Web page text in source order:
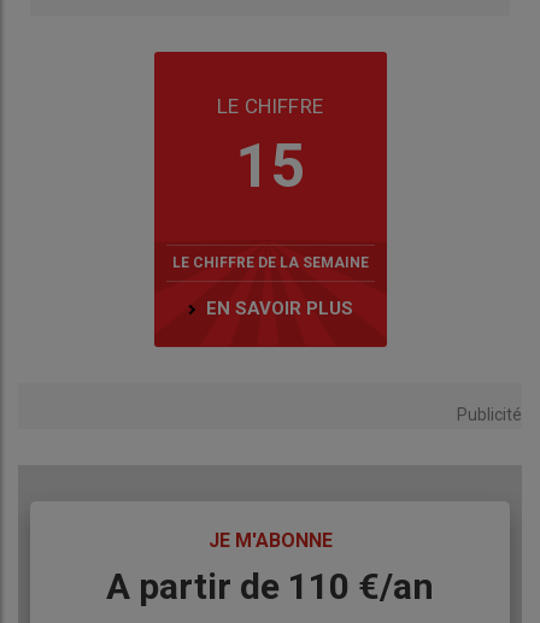
LE CHIFFRE
15
LE CHIFFRE DE LA SEMAINE
EN SAVOIR PLUS
Publicité
JE M'ABONNE
BodyA partir de 110 €/an